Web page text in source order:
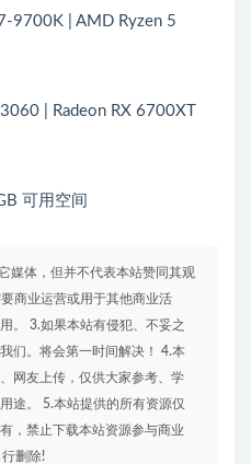
9700K | AMD Ryzen 5
| Radeon RX 6700XT
可用空间
媒体，但并不代表本站赞同其观
商业运营或用于其他商业活
。 3.如果本站有侵犯、不妥之
们。将会第一时间解决！ 4.本
网友上传，仅供大家参考、学
途。 5.本站提供的所有资源仅
，禁止下载本站资源参与商业
删除!